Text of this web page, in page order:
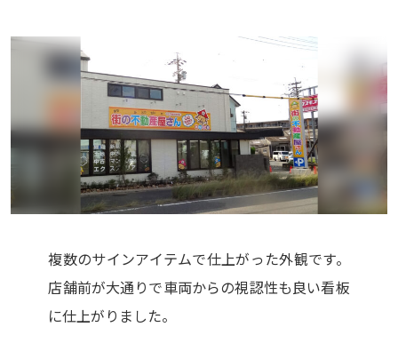
複数のサインアイテムで仕上がった外観です。
店舗前が大通りで車両からの視認性も良い看板
に仕上がりました。